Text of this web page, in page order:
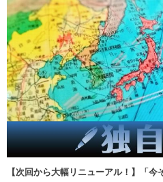
【次回から大幅リニューアル！】「